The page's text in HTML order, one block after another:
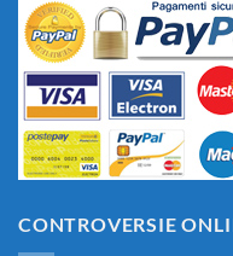
CONTROVERSIE